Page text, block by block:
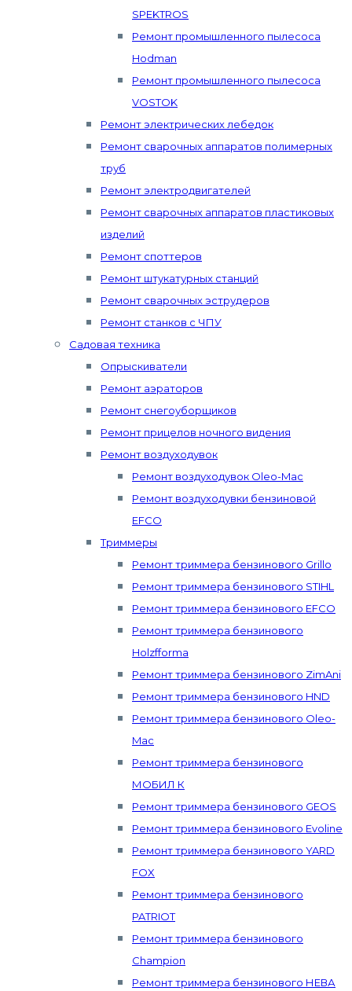
SPEKTROS
Ремонт промышленного пылесоса
Hodman
Ремонт промышленного пылесоса
VOSTOK
Ремонт электрических лебедок
Ремонт сварочных аппаратов полимерных
труб
Ремонт электродвигателей
Ремонт сварочных аппаратов пластиковых
изделий
Ремонт споттеров
Ремонт штукатурных станций
Ремонт сварочных эструдеров
Ремонт станков с ЧПУ
Садовая техника
Опрыскиватели
Ремонт аэраторов
Ремонт снегоуборщиков
Ремонт прицелов ночного видения
Ремонт воздуходувок
Ремонт воздуходувок Oleo-Mac
Ремонт воздуходувки бензиновой
EFCO
Триммеры
Ремонт триммера бензинового Grillo
Ремонт триммера бензинового STIHL
Ремонт триммера бензинового EFCO
Ремонт триммера бензинового
Holzfforma
Ремонт триммера бензинового ZimAni
Ремонт триммера бензинового HND
Ремонт триммера бензинового Oleo-
Mac
Ремонт триммера бензинового
МОБИЛ К
Ремонт триммера бензинового GEOS
Ремонт триммера бензинового Evoline
Ремонт триммера бензинового YARD
FOX
Ремонт триммера бензинового
PATRIOT
Ремонт триммера бензинового
Champion
Ремонт триммера бензинового НЕВА